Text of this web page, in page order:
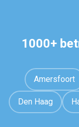
1000+
Amersfoort
Den Haag